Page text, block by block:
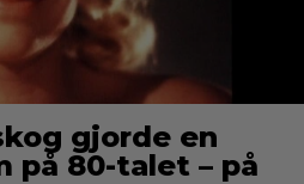
gjorde en
på 80-talet – på